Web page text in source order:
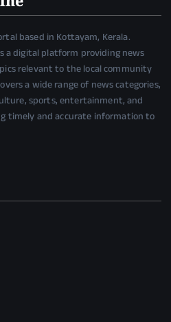
based in Kottayam, Kerala.
a digital platform providing news
relevant to the local community
a wide range of news categories,
sports, entertainment, and
timely and accurate information to